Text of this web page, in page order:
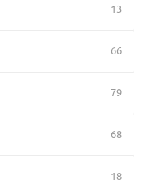
13
66
79
68
18